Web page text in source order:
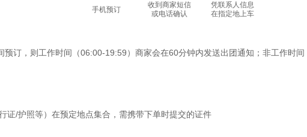
手机预订
收到商家短信
或电话确认
凭联系人信息
在指定地上车
订，则工作时间（06:00-19:59）商家会在60分钟内发送出团通知；非工作时
证/护照等）在预定地点集合，需携带下单时提交的证件